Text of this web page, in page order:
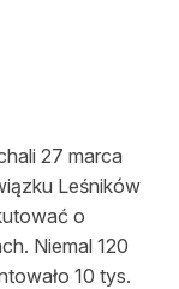
27 marca
Leśników
o
Niemal 120
10 tys.